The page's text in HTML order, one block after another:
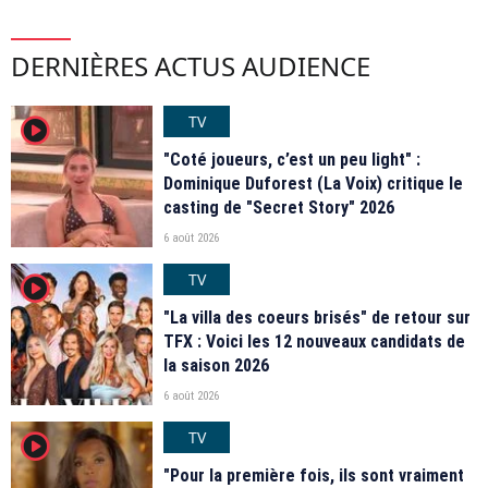
DERNIÈRES ACTUS AUDIENCE
player2
TV
"Coté joueurs, c’est un peu light" :
Dominique Duforest (La Voix) critique le
casting de "Secret Story" 2026
6 août 2026
player2
TV
"La villa des coeurs brisés" de retour sur
TFX : Voici les 12 nouveaux candidats de
la saison 2026
6 août 2026
player2
TV
"Pour la première fois, ils sont vraiment